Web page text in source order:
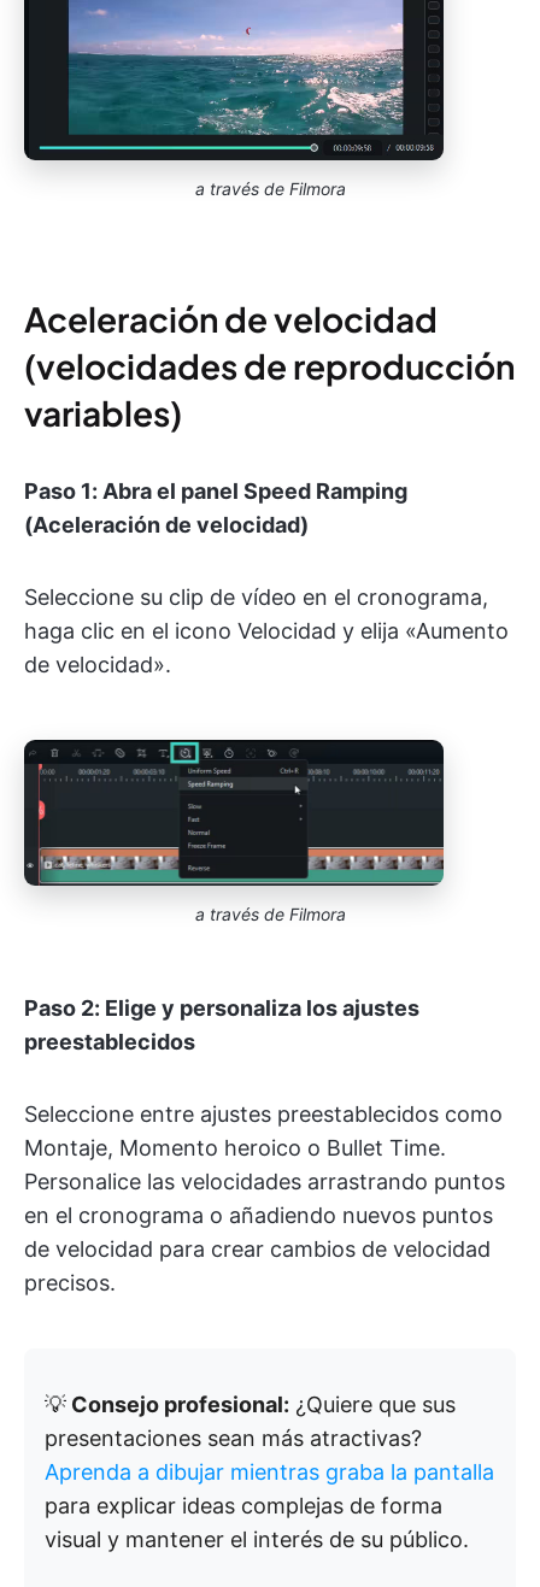
a través de Filmora
Aceleración de velocidad
(velocidades de reproducción
variables)
Paso 1: Abra el panel Speed Ramping
(Aceleración de velocidad)
Seleccione su clip de vídeo en el cronograma,
haga clic en el icono Velocidad y elija «Aumento
de velocidad».
a través de Filmora
Paso 2: Elige y personaliza los ajustes
preestablecidos
Seleccione entre ajustes preestablecidos como
Montaje, Momento heroico o Bullet Time.
Personalice las velocidades arrastrando puntos
en el cronograma o añadiendo nuevos puntos
de velocidad para crear cambios de velocidad
precisos.
💡 Consejo profesional: ¿Quiere que sus
presentaciones sean más atractivas?
Aprenda a dibujar mientras graba la pantalla
para explicar ideas complejas de forma
visual y mantener el interés de su público.